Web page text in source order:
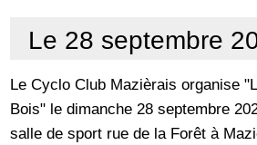
Contacts
Le 28 septembre
Le Cyclo Club Mazièrais organise
Bois" le dimanche 28 septembre
salle de sport rue de la Forêt à